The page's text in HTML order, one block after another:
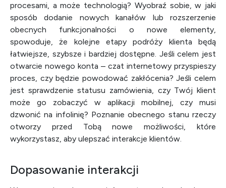
procesami, a może technologią? Wyobraź sobie, w jaki
sposób dodanie nowych kanałów lub rozszerzenie
obecnych funkcjonalności o nowe elementy,
spowoduje, że kolejne etapy podróży klienta będą
łatwiejsze, szybsze i bardziej dostępne. Jeśli celem jest
otwarcie nowego konta – czat internetowy przyspieszy
proces, czy będzie powodować zakłócenia? Jeśli celem
jest sprawdzenie statusu zamówienia, czy Twój klient
może go zobaczyć w aplikacji mobilnej, czy musi
dzwonić na infolinię? Poznanie obecnego stanu rzeczy
otworzy przed Tobą nowe możliwości, które
wykorzystasz, aby ulepszać interakcje klientów.
Dopasowanie interakcji